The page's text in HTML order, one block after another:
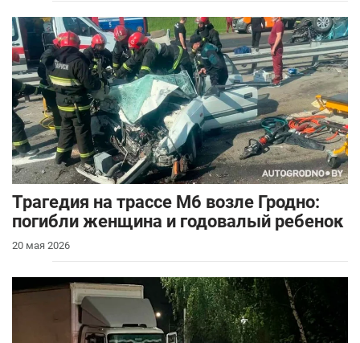
Трагедия на трассе М6 возле Гродно:
погибли женщина и годовалый ребенок
20 мая 2026